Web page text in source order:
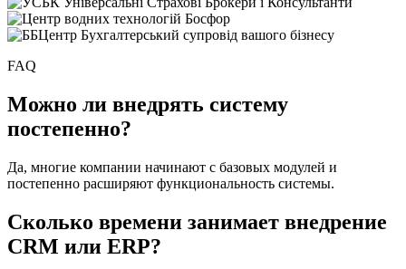
FAQ
Можно ли внедрять систему
постепенно?
Да, многие компании начинают с базовых модулей и
постепенно расширяют функциональность системы.
Сколько времени занимает внедрение
CRM или ERP?